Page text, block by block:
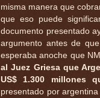
misma manera que
que eso puede
documento presentado
argumento antes de
esperaba anoche que
al Juez Griesa que
US$ 1.300 millones
presentado por